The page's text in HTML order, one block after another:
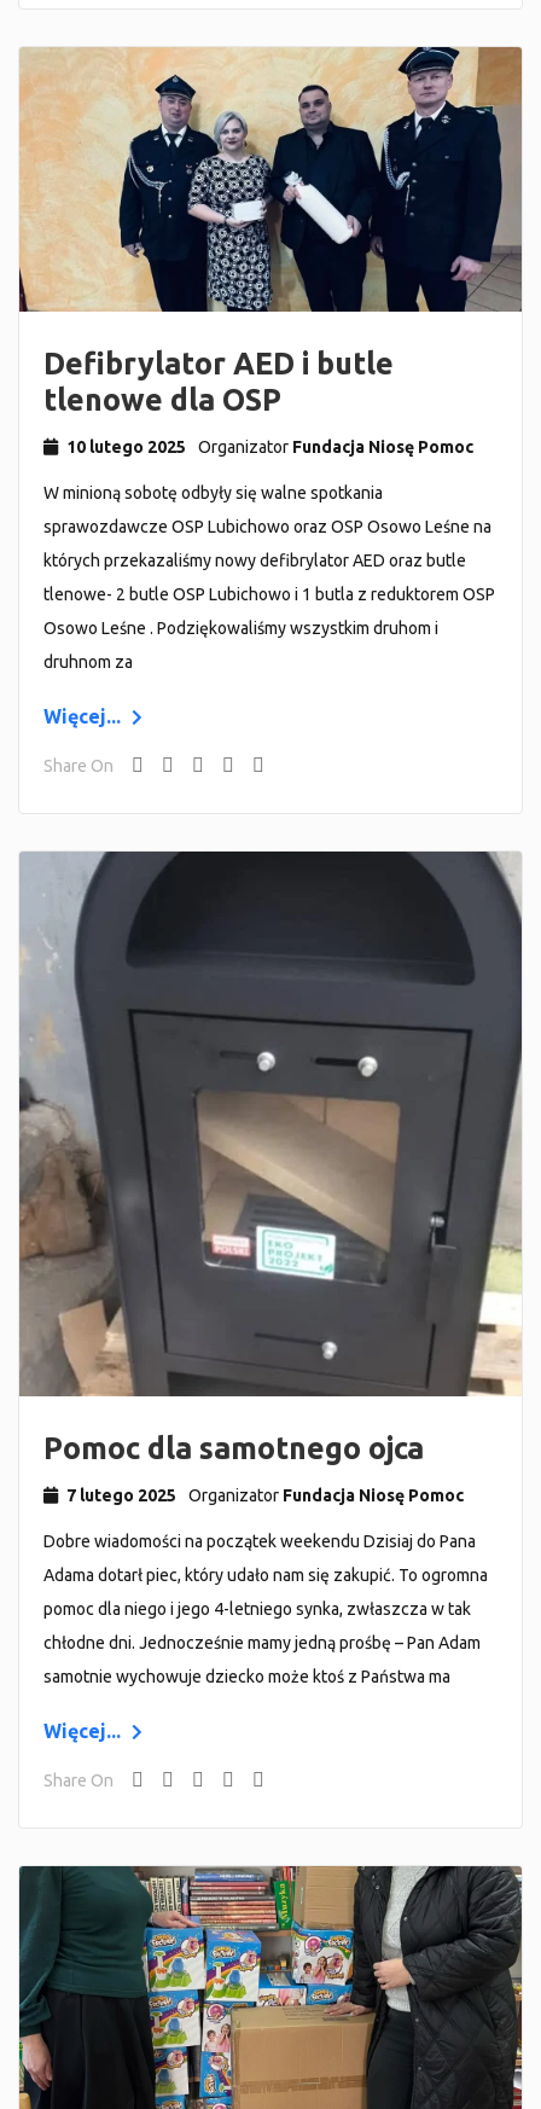
Defibrylator AED i butle
tlenowe dla OSP
10 lutego 2025 Organizator Fundacja Niosę Pomoc
W minioną sobotę odbyły się walne spotkania
sprawozdawcze OSP Lubichowo oraz OSP Osowo Leśne na
których przekazaliśmy nowy defibrylator AED oraz butle
tlenowe- 2 butle OSP Lubichowo i 1 butla z reduktorem OSP
Osowo Leśne . Podziękowaliśmy wszystkim druhom i
druhnom za
Więcej...
Share On
Pomoc dla samotnego ojca
7 lutego 2025 Organizator Fundacja Niosę Pomoc
Dobre wiadomości na początek weekendu Dzisiaj do Pana
Adama dotarł piec, który udało nam się zakupić. To ogromna
pomoc dla niego i jego 4-letniego synka, zwłaszcza w tak
chłodne dni. Jednocześnie mamy jedną prośbę – Pan Adam
samotnie wychowuje dziecko może ktoś z Państwa ma
Więcej...
Share On